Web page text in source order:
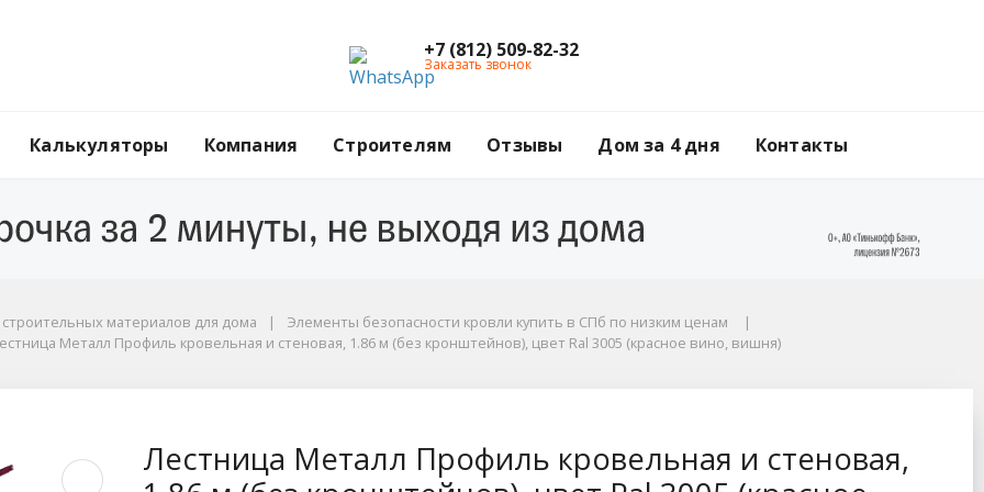
+7 (812) 509-82-32
Заказать звонок
Калькуляторы Компания Строителям Отзывы Дом за 4 дня Контакты
цвет Ral 3005 (красное вино, вишня)
строительных материалов для дома
Элементы безопасности кровли купить в СПб по низким ценам
Металл Профиль кровельная и стеновая, 1.86 м (без кронштейнов), цвет Ral 3005 (красное вино, вишня)
Лестница Металл Профиль кровельная и стеновая,